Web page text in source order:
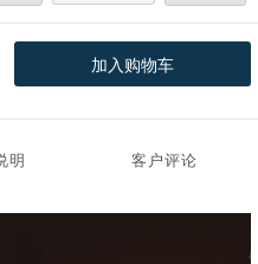
加入购物车
明 客户评论